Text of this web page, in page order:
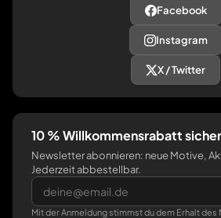
Facebook
Instagram
X / Twitter
10 % Willkommensrabatt
Newsletter abonnieren: neue Motive,
Jederzeit abbestellbar.
Mit der Anmeldung stimmst du dem Erhalt des